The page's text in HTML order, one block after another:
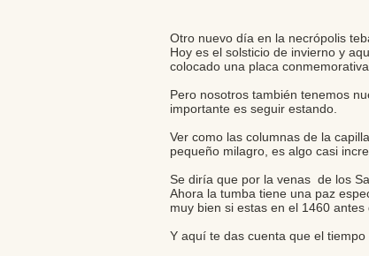
Otro nuevo día en la necrópolis
Hoy es el solsticio de invierno y
colocado una placa
Pero nosotros también tenemos
importante es seguir estando.
Ver como las columnas de la
pequeño milagro, es algo casi
Se diría que por la venas de los
Ahora la tumba tiene una paz
muy bien si estas en el 1460
Y aquí te das cuenta que el